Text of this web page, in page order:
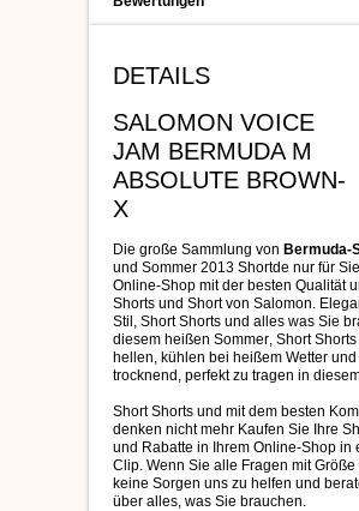
DETAILS
SALOMON VOICE
JAM BERMUDA M
ABSOLUTE BROWN-
X
Die große Sammlung von Bermuda-
und Sommer 2013 Shortde nur für
Online-Shop mit der besten Qualität
Shorts und Short von Salomon.
Stil, Short Shorts und alles was Sie
diesem heißen Sommer, Short
hellen, kühlen bei heißem Wetter und
trocknend, perfekt zu tragen in
Short Shorts und mit dem besten
denken nicht mehr Kaufen Sie Ihre
und Rabatte in Ihrem Online-Shop in
Clip. Wenn Sie alle Fragen mit Größe
keine Sorgen uns zu helfen und
über alles, was Sie brauchen.